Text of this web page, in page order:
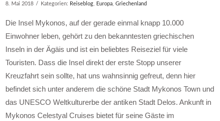
8. Mai 2018 Kategorien: Reiseblog Europa ,Griechenland
Die Insel Mykonos, auf der gerade einmal knapp 10.000
Einwohner leben, gehört zu den bekanntesten griechischen
Inseln in der Ägäis und ist ein beliebtes Reiseziel für viele
Touristen. Dass die Insel direkt der erste Stopp unserer
Kreuzfahrt sein sollte, hat uns wahnsinnig gefreut, denn hier
befindet sich unter anderem die schöne Stadt Mykonos Town und
das UNESCO Weltkulturerbe der antiken Stadt Delos. Ankunft in
Mykonos Celestyal Cruises bietet für seine Gäste im